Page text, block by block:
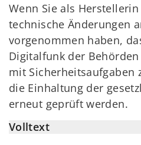
Wenn Sie als
technische Änderungen
vorgenommen haben,
Digitalfunk der
mit Sicherheitsaufgaben
die Einhaltung der
erneut geprüft werden.
Volltext